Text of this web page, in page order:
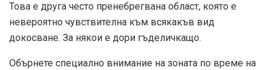
Това е друга често пренебрегвана област, която е
невероятно чувствителна към всякакъв вид
докосване. За някои е дори гъделичкащо.
Обърнете специално внимание на зоната по време на